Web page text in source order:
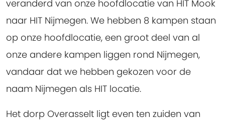
veranderd van onze hoofdlocatie van HIT Mook
naar HIT Nijmegen. We hebben 8 kampen staan
op onze hoofdlocatie, een groot deel van al
onze andere kampen liggen rond Nijmegen,
vandaar dat we hebben gekozen voor de
naam Nijmegen als HIT locatie.
Het dorp Overasselt ligt even ten zuiden van